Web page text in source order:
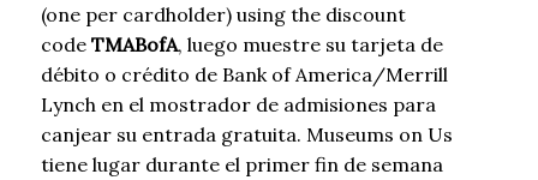
(one per cardholder) using the discount
code TMABofA, luego muestre su tarjeta de
débito o crédito de Bank of America/Merrill
Lynch en el mostrador de admisiones para
canjear su entrada gratuita. Museums on Us
tiene lugar durante el primer fin de semana